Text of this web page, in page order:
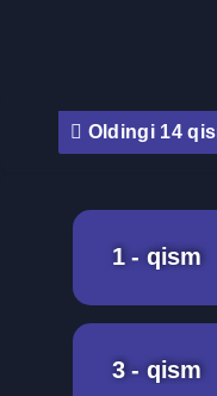
Oldingi 14
1 - qism
3 - qism